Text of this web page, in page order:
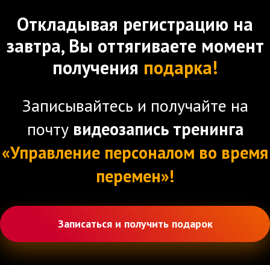
Откладывая регистрацию на
завтра, Вы оттягиваете момент
получения подарка!
Записывайтесь и получайте на
почту видеозапись тренинга
«Управление персоналом во время
перемен»!
Записаться и получить подарок